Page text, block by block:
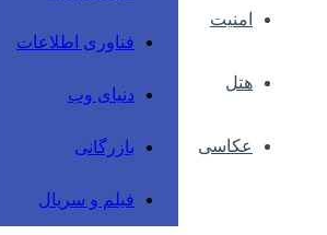
امنیت
هتل
عکاسی
فناوری اطلاعات
دنیای وب
بازرگانی
فیلم و سریال